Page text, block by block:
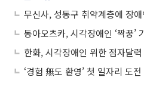
무신사, 성동구 취약계층에 장
동아오츠카, 시각장애인 ‘짝꿍’
한화, 시각장애인 위한 점자달
‘경험 無도 환영’ 첫 일자리 도